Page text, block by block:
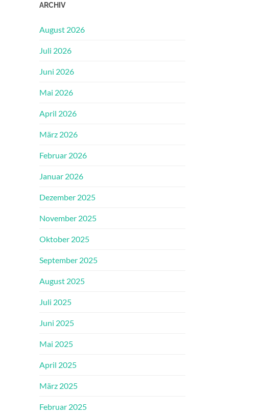
ARCHIV
August 2026
Juli 2026
Juni 2026
Mai 2026
April 2026
März 2026
Februar 2026
Januar 2026
Dezember 2025
November 2025
Oktober 2025
September 2025
August 2025
Juli 2025
Juni 2025
Mai 2025
April 2025
März 2025
Februar 2025